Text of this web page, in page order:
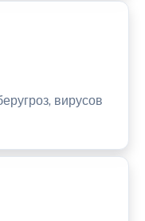
вирусов